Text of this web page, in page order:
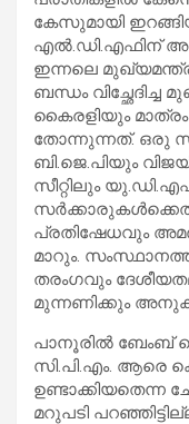
കേസുമായി
എല്‍.ഡി.എഫിന്
ഇന്നലെ
ബന്ധം വിച്ഛേദിച്ച
കൈരളിയും
തോന്നുന്നത്. ഒരു
ബി.ജെ.പിയും
സീറ്റിലും
പ്രതിഷേധവും
മാറും.
തരംഗവും
മുന്നണിക്കും
പാനൂരില്‍ ബേംബ്
സി.പി.എം. ആരെ
ഉണ്ടാക്കിയതെന്ന
മറുപടി